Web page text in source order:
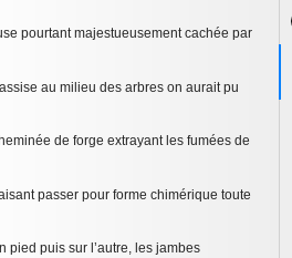
pourtant majestueusement cachée par
au milieu des arbres on aurait pu
de forge extrayant les fumées de
passer pour forme chimérique toute
pied puis sur l’autre, les jambes